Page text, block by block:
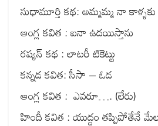
సుధామూర్తి కథ: అమ్మమ్మ నా
ఆంగ్ల కవిత : ఐనా ఉదయిస్తాను
రష్యన్ కథ : లాటరీ టికెట్టు
కన్నడ కవిత: సీసా – ఓడ
ఆంగ్ల కవిత : ఎవరూ…. (లేరు)
హిందీ కవిత : యుద్దం తప్పిపోతేనే